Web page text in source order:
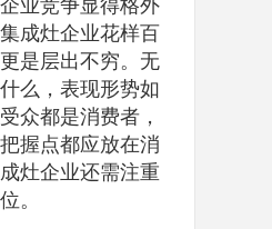
成灶企业花样百
是层出不穷。无
么，表现形势如
众都是消费者，
握点都应放在消
灶企业还需注重
。